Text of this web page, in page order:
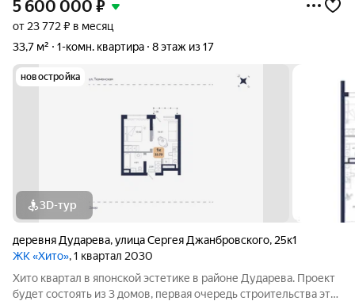
5 600 000 ₽
от 23 772 ₽ в месяц
33,7 м²
1-комн. квартира 8 этаж из 17
новостройка
3D-тур
деревня Дударева,улица Сергея Джанбровского, 25к1
ЖК «Хито», 1 квартал 2030
Хито квартал в японской эстетике в районе Дударева. Проект
будет состоять из 3 домов, первая очередь строительства это